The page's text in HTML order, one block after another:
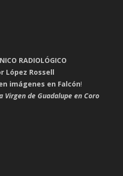
RADIOLÓGICO
López Rossell
imágenes en Falcón!
de Guadalupe en Coro